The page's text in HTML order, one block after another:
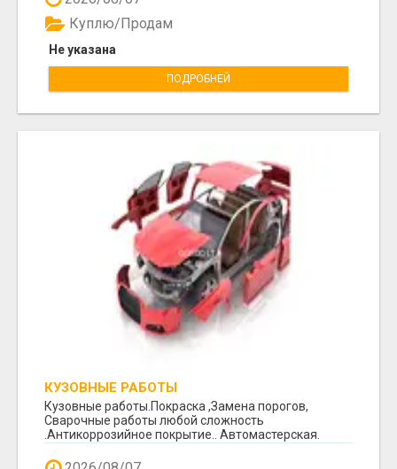
Не указана
Куплю/Продам
ПОДРОБНЕЙ
КУЗОВНЫЕ РАБОТЫ
Кузовные работы.Покраска ,Замена порогов,
Сварочные работы любой сложность
.Антикоррозийное покрытие.. Автомастерская.